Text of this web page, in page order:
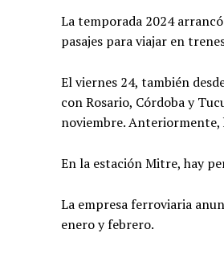
La temporada 2024
pasajes para viajar en
El viernes 24, también
con Rosario, Córdoba y
noviembre. Anteriormente,
En la estación Mitre, hay
La empresa ferroviaria
enero y febrero.